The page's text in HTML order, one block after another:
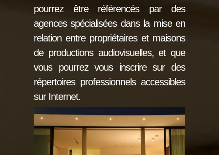
pourrez être référencés par des
agences spécialisées dans la mise en
relation entre propriétaires et maisons
de productions audiovisuelles, et que
vous pourrez vous inscrire sur des
répertoires professionnels accessibles
sur Internet.